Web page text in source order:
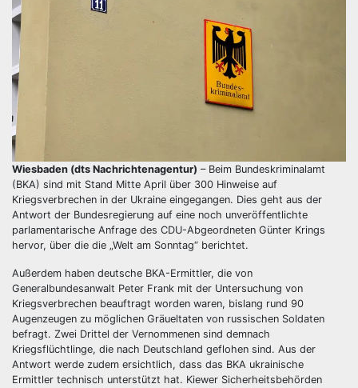
Wiesbaden (dts Nachrichtenagentur) – Beim Bundeskriminalamt
(BKA) sind mit Stand Mitte April über 300 Hinweise auf
Kriegsverbrechen in der Ukraine eingegangen. Dies geht aus der
Antwort der Bundesregierung auf eine noch unveröffentlichte
parlamentarische Anfrage des CDU-Abgeordneten Günter Krings
hervor, über die die „Welt am Sonntag“ berichtet.
Außerdem haben deutsche BKA-Ermittler, die von
Generalbundesanwalt Peter Frank mit der Untersuchung von
Kriegsverbrechen beauftragt worden waren, bislang rund 90
Augenzeugen zu möglichen Gräueltaten von russischen Soldaten
befragt. Zwei Drittel der Vernommenen sind demnach
Kriegsflüchtlinge, die nach Deutschland geflohen sind. Aus der
Antwort werde zudem ersichtlich, dass das BKA ukrainische
Ermittler technisch unterstützt hat. Kiewer Sicherheitsbehörden